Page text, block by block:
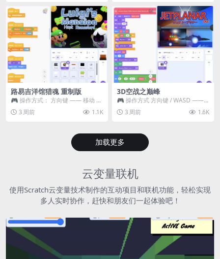
路易吉洋馆猎魂 重制版
🎮 操作方式： 方向键 —— 移动 &
跳跃 空格 —— 打开宝箱 将你...
3 周前 1.1K
3D空战之巅峰
🎮 操作方式 方向键 / WASD ——
移动 Z / K —— 射击 / 攻击...
3 周前 1.6K
加载更多
云变量联机
使用Scratch云变量技术制作的互动项目和联机功能，轻松实现
多人实时协作，赶快和朋友们一起体验吧！